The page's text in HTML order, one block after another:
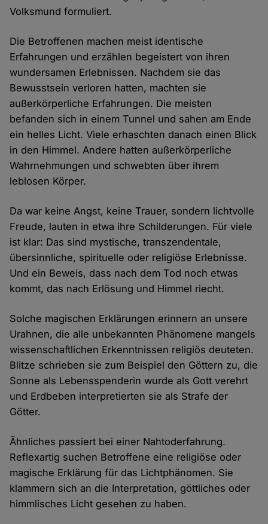
Volksmund formuliert.
Die Betroffenen machen meist identische
Erfahrungen und erzählen begeistert von ihren
wundersamen Erlebnissen. Nachdem sie das
Bewusstsein verloren hatten, machten sie
außerkörperliche Erfahrungen. Die meisten
befanden sich in einem Tunnel und sahen am Ende
ein helles Licht. Viele erhaschten danach einen Blick
in den Himmel. Andere hatten außerkörperliche
Wahrnehmungen und schwebten über ihrem
leblosen Körper.
Da war keine Angst, keine Trauer, sondern lichtvolle
Freude, lauten in etwa ihre Schilderungen. Für viele
ist klar: Das sind mystische, transzendentale,
übersinnliche, spirituelle oder religiöse Erlebnisse.
Und ein Beweis, dass nach dem Tod noch etwas
kommt, das nach Erlösung und Himmel riecht.
Solche magischen Erklärungen erinnern an unsere
Urahnen, die alle unbekannten Phänomene mangels
wissenschaftlichen Erkenntnissen religiös deuteten.
Blitze schrieben sie zum Beispiel den Göttern zu, die
Sonne als Lebensspenderin wurde als Gott verehrt
und Erdbeben interpretierten sie als Strafe der
Götter.
Ähnliches passiert bei einer Nahtoderfahrung.
Reflexartig suchen Betroffene eine religiöse oder
magische Erklärung für das Lichtphänomen. Sie
klammern sich an die Interpretation, göttliches oder
himmlisches Licht gesehen zu haben.